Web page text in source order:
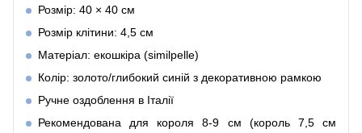
Розмір: 40 × 40 см
Розмір клітини: 4,5 см
Матеріал: екошкіра (similpelle)
Колір: золото/глибокий синій з декоративною рамкою
Ручне оздоблення в Італії
Рекомендована для короля 8-9 см (король 7,5 см